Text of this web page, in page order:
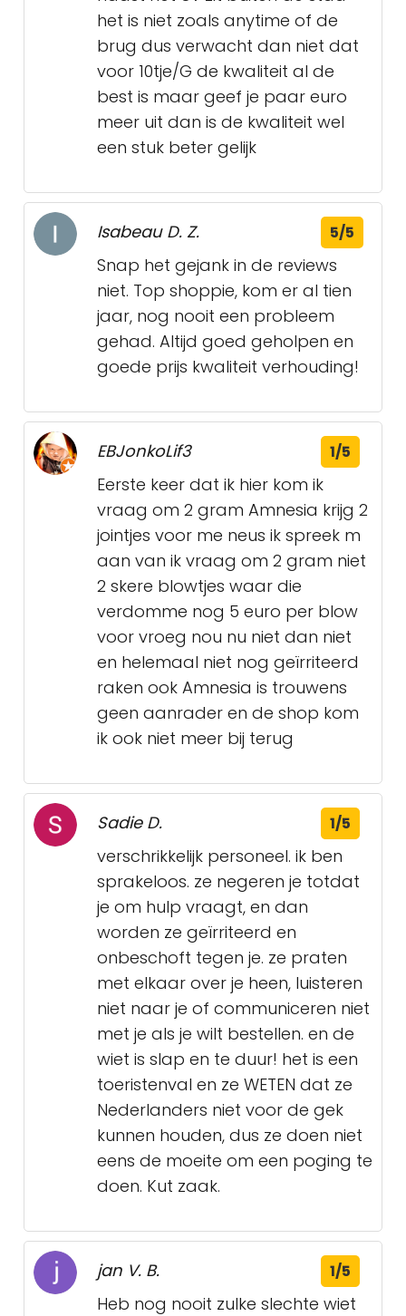
het is niet zoals anytime of de
brug dus verwacht dan niet dat
voor 10tje/G de kwaliteit al de
best is maar geef je paar euro
meer uit dan is de kwaliteit wel
een stuk beter gelijk
Isabeau D. Z. 5/5
Snap het gejank in de reviews
niet. Top shoppie, kom er al tien
jaar, nog nooit een probleem
gehad. Altijd goed geholpen en
goede prijs kwaliteit verhouding!
EBJonkoLif3 1/5
Eerste keer dat ik hier kom ik
vraag om 2 gram Amnesia krijg 2
jointjes voor me neus ik spreek m
aan van ik vraag om 2 gram niet
2 skere blowtjes waar die
verdomme nog 5 euro per blow
voor vroeg nou nu niet dan niet
en helemaal niet nog geïrriteerd
raken ook Amnesia is trouwens
geen aanrader en de shop kom
ik ook niet meer bij terug
Sadie D. 1/5
verschrikkelijk personeel. ik ben
sprakeloos. ze negeren je totdat
je om hulp vraagt, en dan
worden ze geïrriteerd en
onbeschoft tegen je. ze praten
met elkaar over je heen, luisteren
niet naar je of communiceren niet
met je als je wilt bestellen. en de
wiet is slap en te duur! het is een
toeristenval en ze WETEN dat ze
Nederlanders niet voor de gek
kunnen houden, dus ze doen niet
eens de moeite om een ​​poging te
doen. Kut zaak.
jan V. B. 1/5
Heb nog nooit zulke slechte wiet